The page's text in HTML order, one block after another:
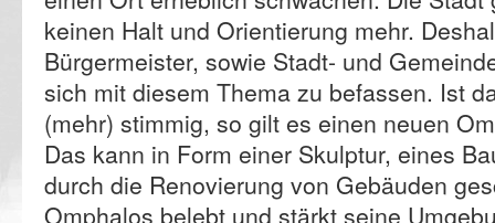
keinen Halt und Orientierung mehr.
Bürgermeister, sowie Stadt- und
sich mit diesem Thema zu befassen. Ist
(mehr) stimmig, so gilt es einen neuen
Das kann in Form einer Skulptur, eines
durch die Renovierung von Gebäuden
Omphalos belebt und stärkt seine